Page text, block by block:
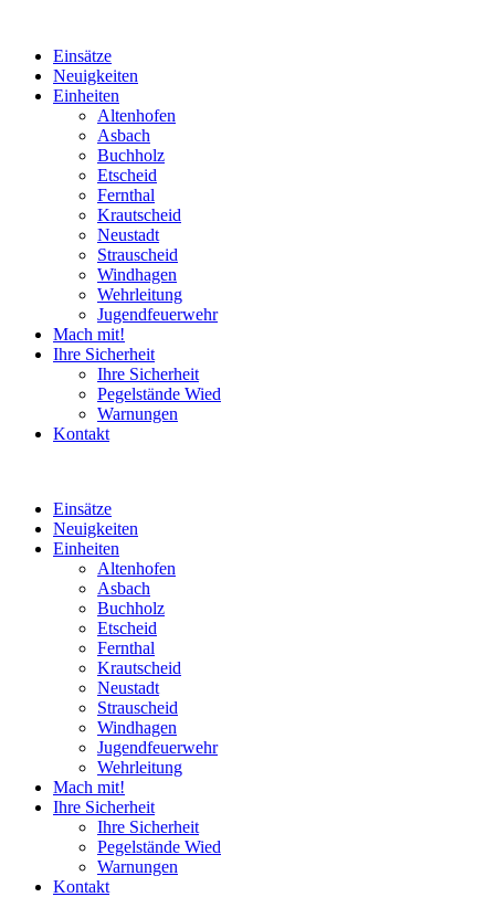
Einsätze
Neuigkeiten
Einheiten
Altenhofen
Asbach
Buchholz
Etscheid
Fernthal
Krautscheid
Neustadt
Strauscheid
Windhagen
Wehrleitung
Jugendfeuerwehr
Mach mit!
Ihre Sicherheit
Ihre Sicherheit
Pegelstände Wied
Warnungen
Kontakt
Einsätze
Neuigkeiten
Einheiten
Altenhofen
Asbach
Buchholz
Etscheid
Fernthal
Krautscheid
Neustadt
Strauscheid
Windhagen
Jugendfeuerwehr
Wehrleitung
Mach mit!
Ihre Sicherheit
Ihre Sicherheit
Pegelstände Wied
Warnungen
Kontakt